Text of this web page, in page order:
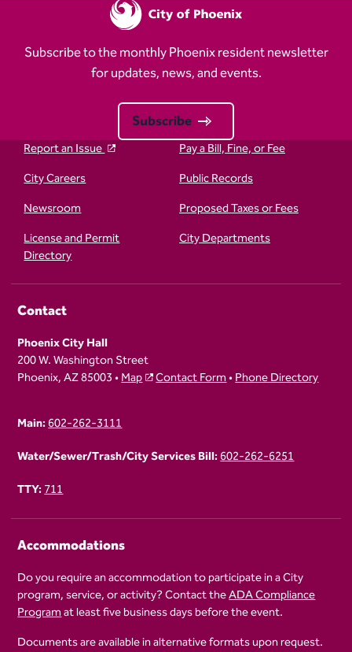
Subscribe to the monthly Phoenix resident newsletter
for updates, news, and events.
Subscribe
Report an Issue
Pay a Bill, Fine, or Fee
City Careers
Public Records
Newsroom
Proposed Taxes or Fees
License and Permit
Directory
City Departments
Contact
Phoenix City Hall
200 W. Washington Street
Phoenix, AZ 85003 •Map Contact Form•Phone Directory
Main:602-262-3111
Water/Sewer/Trash/City Services Bill:602-262-6251
TTY:711
Accommodations
Do you require an accommodation to participate in a City
program, service, or activity? Contact theADA Compliance
Programat least five business days before the event.
Documents are available in alternative formats upon request.